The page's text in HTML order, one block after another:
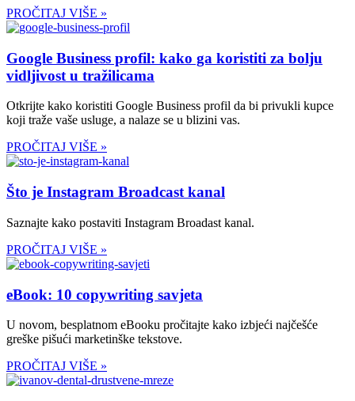
PROČITAJ VIŠE »
Google Business profil: kako ga koristiti za bolju
vidljivost u tražilicama
Otkrijte kako koristiti Google Business profil da bi privukli kupce
koji traže vaše usluge, a nalaze se u blizini vas.
PROČITAJ VIŠE »
Što je Instagram Broadcast kanal
Saznajte kako postaviti Instagram Broadast kanal.
PROČITAJ VIŠE »
eBook: 10 copywriting savjeta
U novom, besplatnom eBooku pročitajte kako izbjeći najčešće
greške pišući marketinške tekstove.
PROČITAJ VIŠE »